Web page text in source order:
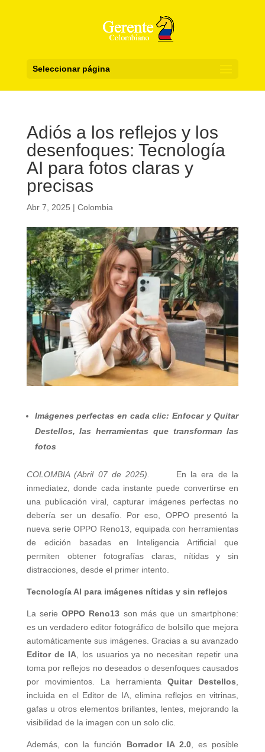
Seleccionar página
Adiós a los reflejos y los
desenfoques: Tecnología
AI para fotos claras y
precisas
Abr 7, 2025 | Colombia
Imágenes perfectas en cada clic: Enfocar y Quitar
Destellos, las herramientas que transforman las
fotos
COLOMBIA (Abril 07 de 2025). En la era de la
inmediatez, donde cada instante puede convertirse en
una publicación viral, capturar imágenes perfectas no
debería ser un desafío. Por eso, OPPO presentó la
nueva serie OPPO Reno13, equipada con herramientas
de edición basadas en Inteligencia Artificial que
permiten obtener fotografías claras, nítidas y sin
distracciones, desde el primer intento.
Tecnología AI para imágenes nítidas y sin reflejos
La serieOPPO Reno13 son más que un smartphone:
es un verdadero editor fotográfico de bolsillo que mejora
automáticamente sus imágenes. Gracias a su avanzado
Editor de IA, los usuarios ya no necesitan repetir una
toma por reflejos no deseados o desenfoques causados
por movimientos. La herramientaQuitar Destellos
incluida en el Editor de IA, elimina reflejos en vitrinas,
gafas u otros elementos brillantes, lentes, mejorando la
visibilidad de la imagen con un solo clic.
Además, con la función Borrador IA 2.0, es posible